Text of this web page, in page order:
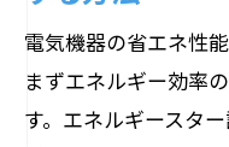
電気機器の省エネ性
まずエネルギー効率
す。エネルギースタ